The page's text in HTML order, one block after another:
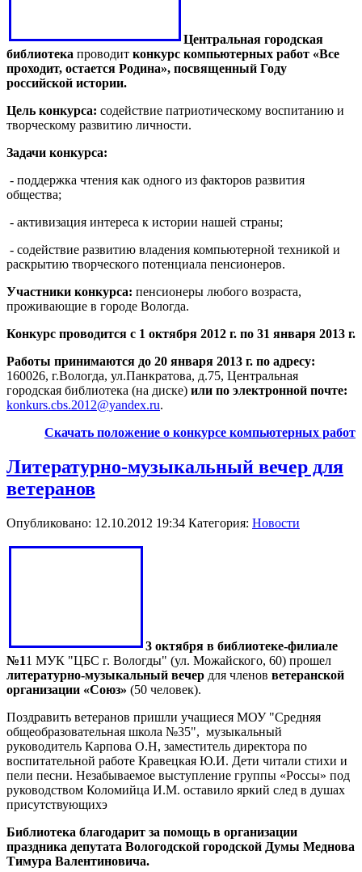
Центральная городская
библиотека проводит конкурс компьютерных работ «Все
проходит, остается Родина», посвященный Году
российской истории.
Цель конкурса: содействие патриотическому воспитанию и
творческому развитию личности.
Задачи конкурса:
- поддержка чтения как одного из факторов развития
общества;
- активизация интереса к истории нашей страны;
- содействие развитию владения компьютерной техникой и
раскрытию творческого потенциала пенсионеров.
Участники конкурса: пенсионеры любого возраста,
проживающие в городе Вологда.
Конкурс проводится с 1 октября 2012 г. по 31 января 2013 г.
Работы принимаются до 20 января 2013 г. по адресу:
160026, г.Вологда, ул.Панкратова, д.75, Центральная
городская библиотека (на диске) или по электронной почте:
konkurs.cbs.2012@yandex.ru.
Скачать положение о конкурсе компьютерных работ
Литературно-музыкальный вечер для
ветеранов
Опубликовано: 12.10.2012 19:34 Категория: Новости
3 октября в библиотеке-филиале
№11 МУК "ЦБС г. Вологды" (ул. Можайского, 60) прошел
литературно-музыкальный вечер для членов ветеранской
организации «Союз» (50 человек).
Поздравить ветеранов пришли учащиеся МОУ "Средняя
общеобразовательная школа №35", музыкальный
руководитель Карпова О.Н, заместитель директора по
воспитательной работе Кравецкая Ю.И. Дети читали стихи и
пели песни. Незабываемое выступление группы «Россы» под
руководством Коломийца И.М. оставило яркий след в душах
присутствующихэ
Библиотека благодарит за помощь в организации
праздника депутата Вологодской городской Думы Меднова
Тимура Валентиновича.